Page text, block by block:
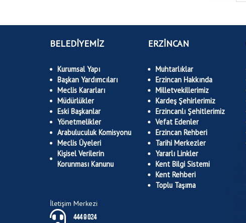
BELEDİYEMİZ
Kurumsal Yapı
Başkan Yardımcıları
Meclis Kararları
Müdürlükler
Eski Başkanlar
Yönetmelikler
Arabuluculuk Komisyonu
Meclis Üyeleri
Kişisel Verilerin
Korunması Kanunu
ERZİNCAN
Muhtarlıklar
Erzincan Hakkında
Milletvekillerimiz
Kardeş Şehirlerimiz
Erzincanlı Şehitlerimiz
Vefat Edenler
Erzincan Rehberi
Tarihi Merkezler
Yararlı Linkler
Kent Bilgi Sistemi
Kent Rehberi
Toplu Taşıma
İletişim Merkezi
444 9 024